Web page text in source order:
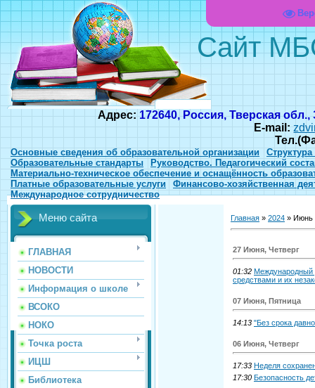
Сайт
Адрес: 172640, Россия, Тверская
E-mail:
Основные сведения об образовательной организации
Образовательные стандарты
Руководство. Педагогический
Материально-техническое обеспечение и оснащённость
Платные образовательные услуги
Финансово-хозяйственная
Международное сотрудничество
Меню сайта
ГЛАВНАЯ
НОВОСТИ
Информация о школе
ВСОКО
НОКО
Точка роста
ИЦШ
Библиотека
Главная » 2024 » Июнь
27 Июня, Четверг
01:32 Международный
средствами и их
07 Июня, Пятница
14:13 "Без срока
06 Июня, Четверг
17:33 Неделя
17:30 Безопасность